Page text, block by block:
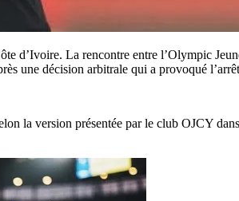
d’Ivoire. La rencontre entre l’Olympic
une décision arbitrale qui a provoqué
la version présentée par le club OJCY